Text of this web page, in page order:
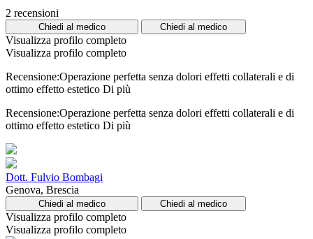
2 recensioni
Chiedi al medico Chiedi al medico
Visualizza profilo completo
Visualizza profilo completo
Recensione:Operazione perfetta senza dolori effetti collaterali e di
ottimo effetto estetico Di più
Recensione:Operazione perfetta senza dolori effetti collaterali e di
ottimo effetto estetico Di più
Dott. Fulvio Bombagi
Genova, Brescia
Chiedi al medico Chiedi al medico
Visualizza profilo completo
Visualizza profilo completo